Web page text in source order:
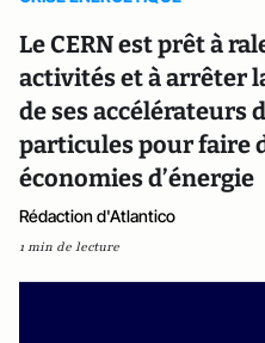
Le CERN est prêt à
activités et à arrêter
de ses accélérateurs
particules pour faire
économies d’énergie
Rédaction d'Atlantico
1 min de lecture